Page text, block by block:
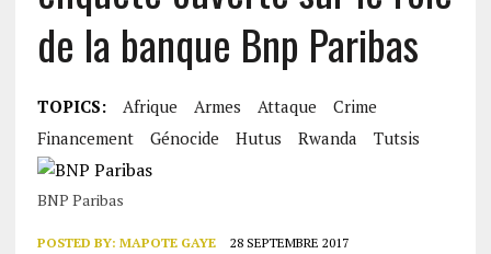
de la banque Bnp Paribas
TOPICS: Afrique Armes Attaque
Crime
Financement
Génocide Hutus Rwanda Tutsis
BNP Paribas
POSTED BY: MAPOTE GAYE 28 SEPTEMBRE 2017